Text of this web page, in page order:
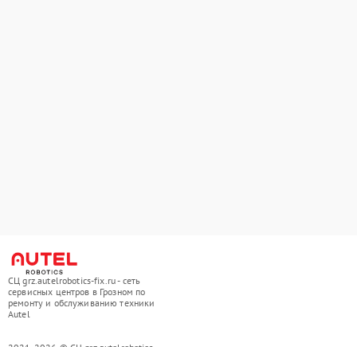
СЦ grz.autelrobotics-fix.ru - сеть
сервисных центров в Грозном по
ремонту и обслуживанию техники
Autel